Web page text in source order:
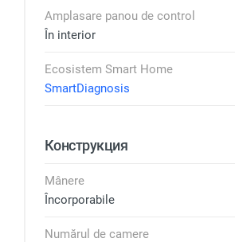
Amplasare panou de control
În interior
Ecosistem Smart Home
SmartDiagnosis
Конструкция
Mânere
Încorporabile
Numărul de camere